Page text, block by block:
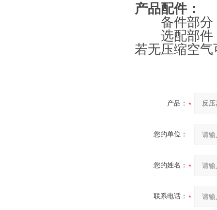
产品配件：
备件部分
选配部件：
若无压缩空
产品：
您的单位：
您的姓名：
联系电话：